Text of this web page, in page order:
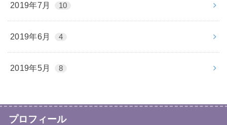
2019年7月 10
2019年6月 4
2019年5月 8
プロフィール